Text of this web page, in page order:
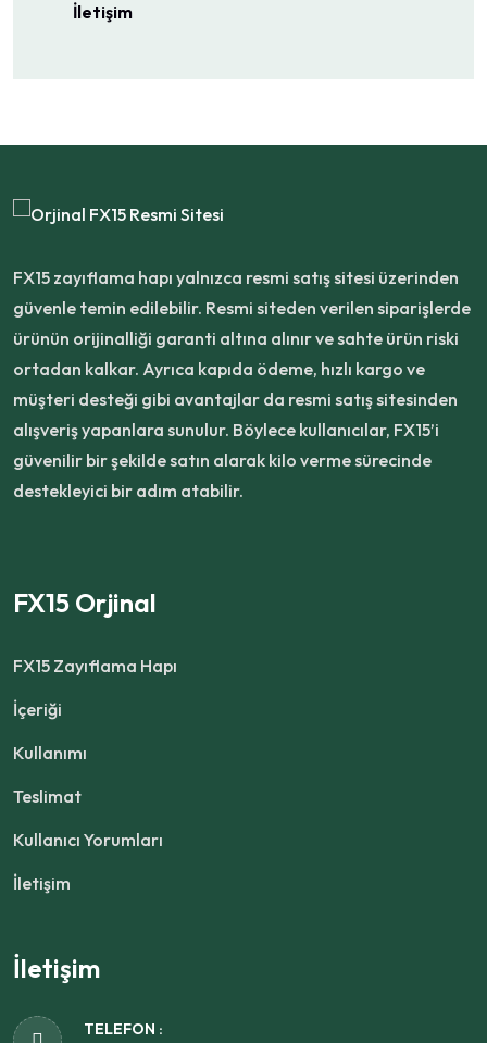
İletişim
FX15 zayıflama hapı yalnızca resmi satış sitesi üzerinden
güvenle temin edilebilir. Resmi siteden verilen siparişlerde
ürünün orijinalliği garanti altına alınır ve sahte ürün riski
ortadan kalkar. Ayrıca kapıda ödeme, hızlı kargo ve
müşteri desteği gibi avantajlar da resmi satış sitesinden
alışveriş yapanlara sunulur. Böylece kullanıcılar, FX15’i
güvenilir bir şekilde satın alarak kilo verme sürecinde
destekleyici bir adım atabilir.
FX15 Orjinal
FX15 Zayıflama Hapı
İçeriği
Kullanımı
Teslimat
Kullanıcı Yorumları
İletişim
İletişim
TELEFON :